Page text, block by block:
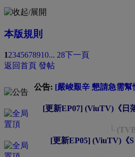
本版規則
12345678910... 28下一頁
返回首頁 發帖
公告: [嚴峻艱辛 懇請急需
[更新EP07] (ViuTV)《日
└
[更新EP05] (ViuTV)《